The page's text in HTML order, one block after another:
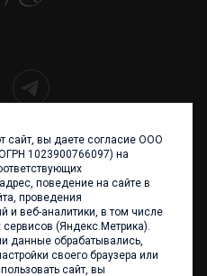
960 898
аллея, 47
4012 960 898,
960 856
нам
сайт, вы даете согласие ООО
1023900766097) на
поведение на сайте в
проведения
и веб-аналитики, в том числе
(Яндекс.Метрика).
данные обрабатывались,
своего браузера или
сайт, вы